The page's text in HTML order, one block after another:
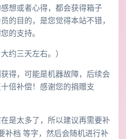
想或者心得，都会获得箱子
的目的，是您觉得本站不错，
的支持。
约三天左右。）
获得，可能是机器故障，后续会
倍补偿！感谢您的捐赠支
是太多了，所以建议再需要补
补档 等字，然后会随机进行补